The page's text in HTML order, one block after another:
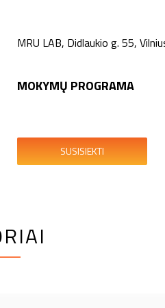
MRU LAB, Didlaukio g. 55,
MOKYMŲ PROGRAMA
SUSISIEKTI